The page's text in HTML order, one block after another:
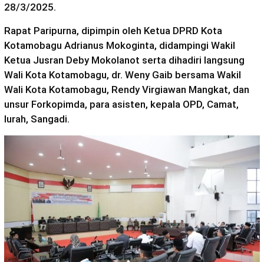
28/3/2025.
Rapat Paripurna, dipimpin oleh Ketua DPRD Kota
Kotamobagu Adrianus Mokoginta, didampingi Wakil
Ketua Jusran Deby Mokolanot serta dihadiri langsung
Wali Kota Kotamobagu, dr. Weny Gaib bersama Wakil
Wali Kota Kotamobagu, Rendy Virgiawan Mangkat, dan
unsur Forkopimda, para asisten, kepala OPD, Camat,
lurah, Sangadi.